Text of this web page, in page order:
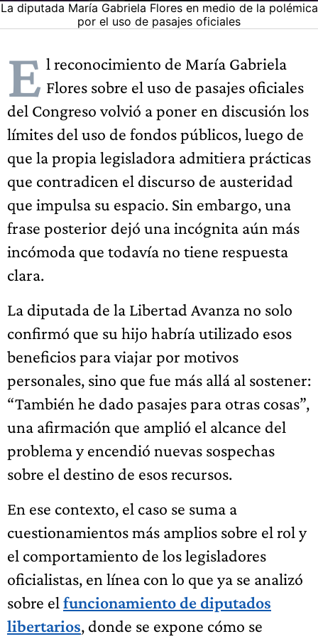
La diputada María Gabriela Flores en medio de la polémica
por el uso de pasajes oficiales
E l reconocimiento de María Gabriela
Flores sobre el uso de pasajes oficiales
del Congreso volvió a poner en discusión los
límites del uso de fondos públicos, luego de
que la propia legisladora admitiera prácticas
que contradicen el discurso de austeridad
que impulsa su espacio. Sin embargo, una
frase posterior dejó una incógnita aún más
incómoda que todavía no tiene respuesta
clara.
La diputada de la Libertad Avanza no solo
confirmó que su hijo habría utilizado esos
beneficios para viajar por motivos
personales, sino que fue más allá al sostener:
“También he dado pasajes para otras cosas”,
una afirmación que amplió el alcance del
problema y encendió nuevas sospechas
sobre el destino de esos recursos.
En ese contexto, el caso se suma a
cuestionamientos más amplios sobre el rol y
el comportamiento de los legisladores
oficialistas, en línea con lo que ya se analizó
sobre el funcionamiento de diputados
libertarios, donde se expone cómo se